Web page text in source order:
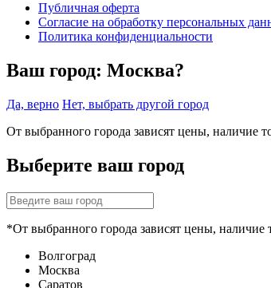
Публичная оферта
Согласие на обработку персональных
Политика конфиденциальности
Ваш город: Москва?
Да, верно Нет, выбрать другой город
От выбранного города зависят цены, наличие
Выберите ваш город
*От выбранного города зависят цены, наличие
Волгоград
Москва
Саратов